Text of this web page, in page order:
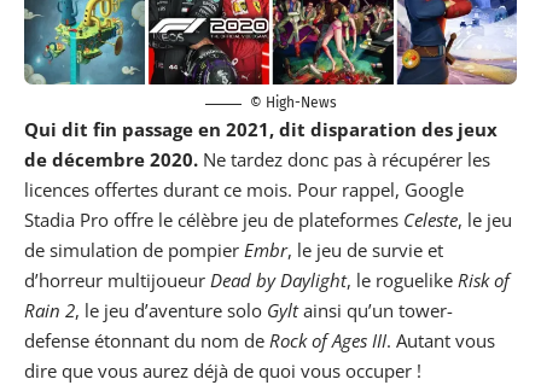
© High-News
Qui dit fin passage en 2021, dit disparation des jeux
de décembre 2020. Ne tardez donc pas à récupérer les
licences offertes durant ce mois. Pour rappel, Google
Stadia Pro offre le célèbre jeu de plateformes Celeste, le jeu
de simulation de pompier Embr, le jeu de survie et
d’horreur multijoueur Dead by Daylight, le roguelike Risk of
Rain 2, le jeu d’aventure solo Gyltainsi qu’un tower-
defense étonnant du nom de Rock of Ages III. Autant vous
dire que vous aurez déjà de quoi vous occuper !